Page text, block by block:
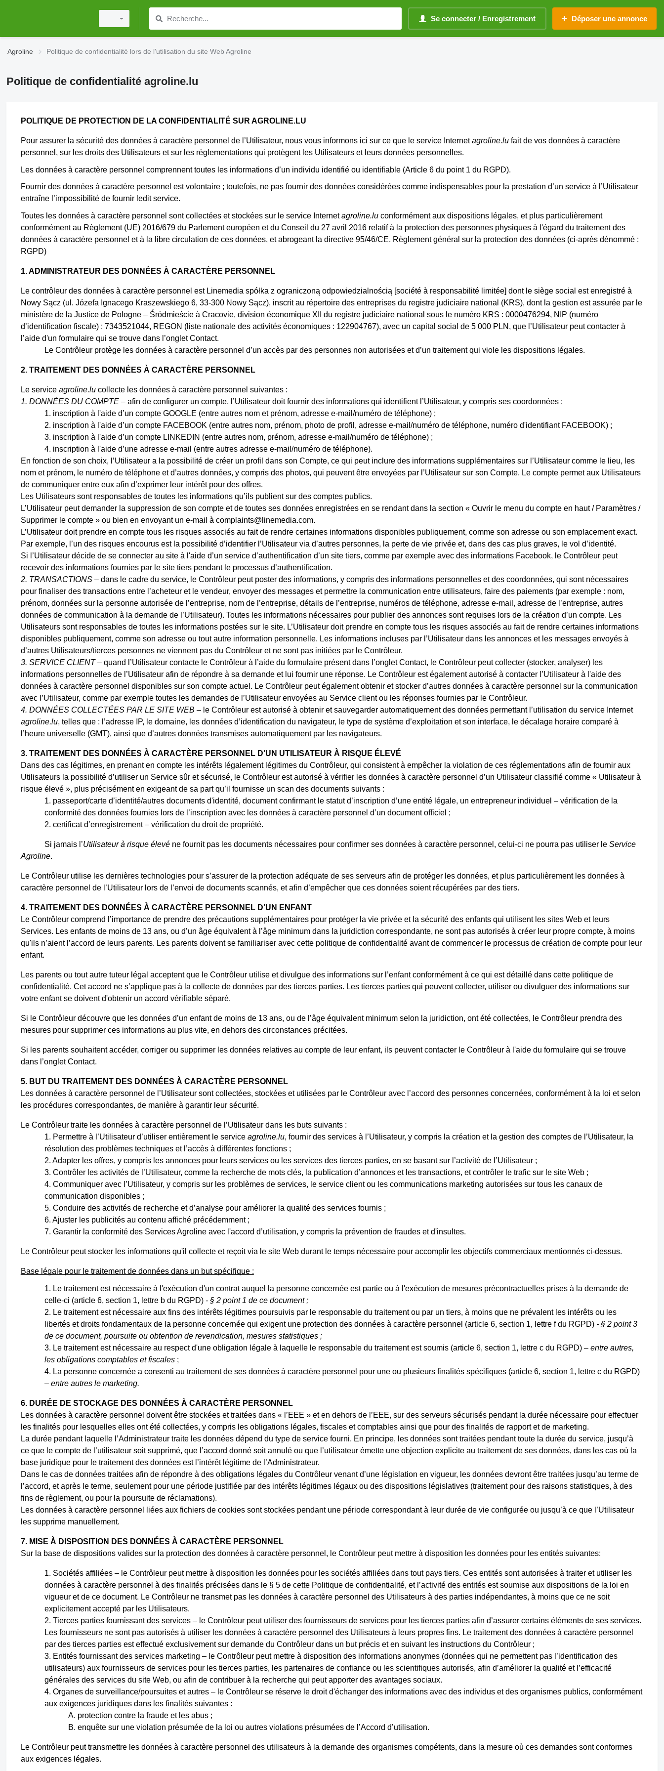
Se connecter / Enregistrement Déposer une annonce
Agroline Politique de confidentialité lors de l'utilisation du site Web Agroline
Politique de confidentialité agroline.lu
POLITIQUE DE PROTECTION DE LA CONFIDENTIALITÉ SUR AGROLINE.LU
Pour assurer la sécurité des données à caractère personnel de l’Utilisateur, nous vous informons ici sur ce que le service Internetagroline.lufait de vos données à caractère
personnel, sur les droits des Utilisateurs et sur les réglementations qui protègent les Utilisateurs et leurs données personnelles.
Les données à caractère personnel comprennent toutes les informations d’un individu identifié ou identifiable (Article 6 du point 1 du RGPD).
Fournir des données à caractère personnel est volontaire ; toutefois, ne pas fournir des données considérées comme indispensables pour la prestation d’un service à l’Utilisateur
entraîne l’impossibilité de fournir ledit service.
Toutes les données à caractère personnel sont collectées et stockées sur le service Internetagroline.luconformément aux dispositions légales, et plus particulièrement
conformément au Règlement (UE) 2016/679 du Parlement européen et du Conseil du 27 avril 2016 relatif à la protection des personnes physiques à l'égard du traitement des
données à caractère personnel et à la libre circulation de ces données, et abrogeant la directive 95/46/CE. Règlement général sur la protection des données (ci-après dénommé :
RGPD)
1. ADMINISTRATEUR DES DONNÉES À CARACTÈRE PERSONNEL
Le contrôleur des données à caractère personnel est Linemedia spółka z ograniczoną odpowiedzialnością [société à responsabilité limitée] dont le siège social est enregistré à
Nowy Sącz (ul. Józefa Ignacego Kraszewskiego 6, 33-300 Nowy Sącz), inscrit au répertoire des entreprises du registre judiciaire national (KRS), dont la gestion est assurée par le
ministère de la Justice de Pologne – Śródmieście à Cracovie, division économique XII du registre judiciaire national sous le numéro KRS : 0000476294, NIP (numéro
d’identification fiscale) : 7343521044, REGON (liste nationale des activités économiques : 122904767), avec un capital social de 5 000 PLN, que l’Utilisateur peut contacter à
l’aide d'un formulaire qui se trouve dans l’onglet Contact.
Le Contrôleur protège les données à caractère personnel d’un accès par des personnes non autorisées et d’un traitement qui viole les dispositions légales.
2. TRAITEMENT DES DONNÉES À CARACTÈRE PERSONNEL
Le service agroline.lucollecte les données à caractère personnel suivantes :
1. DONNÉES DU COMPTE– afin de configurer un compte, l’Utilisateur doit fournir des informations qui identifient l’Utilisateur, y compris ses coordonnées :
inscription à l'aide d’un compte GOOGLE (entre autres nom et prénom, adresse e-mail/numéro de téléphone) ;
inscription à l'aide d’un compte FACEBOOK (entre autres nom, prénom, photo de profil, adresse e-mail/numéro de téléphone, numéro d'identifiant FACEBOOK) ;
inscription à l'aide d’un compte LINKEDIN (entre autres nom, prénom, adresse e-mail/numéro de téléphone) ;
inscription à l'aide d’une adresse e-mail (entre autres adresse e-mail/numéro de téléphone).
En fonction de son choix, l’Utilisateur a la possibilité de créer un profil dans son Compte, ce qui peut inclure des informations supplémentaires sur l’Utilisateur comme le lieu, les
nom et prénom, le numéro de téléphone et d’autres données, y compris des photos, qui peuvent être envoyées par l’Utilisateur sur son Compte. Le compte permet aux Utilisateurs
de communiquer entre eux afin d’exprimer leur intérêt pour des offres.
Les Utilisateurs sont responsables de toutes les informations qu’ils publient sur des comptes publics.
L’Utilisateur peut demander la suppression de son compte et de toutes ses données enregistrées en se rendant dans la section « Ouvrir le menu du compte en haut / Paramètres /
Supprimer le compte » ou bien en envoyant un e-mail à complaints@linemedia.com.
L’Utilisateur doit prendre en compte tous les risques associés au fait de rendre certaines informations disponibles publiquement, comme son adresse ou son emplacement exact.
Par exemple, l’un des risques encourus est la possibilité d’identifier l’Utilisateur via d’autres personnes, la perte de vie privée et, dans des cas plus graves, le vol d’identité.
Si l’Utilisateur décide de se connecter au site à l'aide d’un service d’authentification d’un site tiers, comme par exemple avec des informations Facebook, le Contrôleur peut
recevoir des informations fournies par le site tiers pendant le processus d’authentification.
2. TRANSACTIONS – dans le cadre du service, le Contrôleur peut poster des informations, y compris des informations personnelles et des coordonnées, qui sont nécessaires
pour finaliser des transactions entre l’acheteur et le vendeur, envoyer des messages et permettre la communication entre utilisateurs, faire des paiements (par exemple : nom,
prénom, données sur la personne autorisée de l’entreprise, nom de l’entreprise, détails de l’entreprise, numéros de téléphone, adresse e-mail, adresse de l’entreprise, autres
données de communication à la demande de l’Utilisateur). Toutes les informations nécessaires pour publier des annonces sont requises lors de la création d’un compte. Les
Utilisateurs sont responsables de toutes les informations postées sur le site. L’Utilisateur doit prendre en compte tous les risques associés au fait de rendre certaines informations
disponibles publiquement, comme son adresse ou tout autre information personnelle. Les informations incluses par l’Utilisateur dans les annonces et les messages envoyés à
d’autres Utilisateurs/tierces personnes ne viennent pas du Contrôleur et ne sont pas initiées par le Contrôleur.
3. SERVICE CLIENT– quand l’Utilisateur contacte le Contrôleur à l’aide du formulaire présent dans l’onglet Contact, le Contrôleur peut collecter (stocker, analyser) les
informations personnelles de l’Utilisateur afin de répondre à sa demande et lui fournir une réponse. Le Contrôleur est également autorisé à contacter l’Utilisateur à l'aide des
données à caractère personnel disponibles sur son compte actuel. Le Contrôleur peut également obtenir et stocker d’autres données à caractère personnel sur la communication
avec l’Utilisateur, comme par exemple toutes les demandes de l’Utilisateur envoyées au Service client ou les réponses fournies par le Contrôleur.
4. DONNÉES COLLECTÉES PAR LE SITE WEB – le Contrôleur est autorisé à obtenir et sauvegarder automatiquement des données permettant l’utilisation du service Internet
agroline.lu, tellesque : l’adresse IP, le domaine, les données d’identification du navigateur, le type de système d’exploitation et son interface, le décalage horaire comparé à
l’heure universelle (GMT), ainsi que d’autres données transmises automatiquement par les navigateurs.
3. TRAITEMENT DES DONNÉES À CARACTÈRE PERSONNEL D’UN UTILISATEUR À RISQUE ÉLEVÉ
Dans des cas légitimes, en prenant en compte les intérêts légalement légitimes du Contrôleur, qui consistent à empêcher la violation de ces réglementations afin de fournir aux
Utilisateurs la possibilité d’utiliser un Service sûr et sécurisé, le Contrôleur est autorisé à vérifier les données à caractère personnel d’un Utilisateur classifié comme « Utilisateur à
risque élevé », plus précisément en exigeant de sa part qu’il fournisse un scan des documents suivants :
1. passeport/carte d’identité/autres documents d'identité, document confirmant le statut d’inscription d’une entité légale, un entrepreneur individuel – vérification de la
conformité des données fournies lors de l’inscription avec les données à caractère personnel d’un document officiel ;
2. certificat d’enregistrement – vérification du droit de propriété.
Si jamais l’Utilisateur à risque élevéne fournit pas les documents nécessaires pour confirmer ses données à caractère personnel, celui-ci ne pourra pas utiliser le Service
Agroline.
Le Contrôleur utilise les dernières technologies pour s’assurer de la protection adéquate de ses serveurs afin de protéger les données, et plus particulièrement les données à
caractère personnel de l’Utilisateur lors de l’envoi de documents scannés, et afin d’empêcher que ces données soient récupérées par des tiers.
4. TRAITEMENT DES DONNÉES À CARACTÈRE PERSONNEL D’UN ENFANT
Le Contrôleur comprend l’importance de prendre des précautions supplémentaires pour protéger la vie privée et la sécurité des enfants qui utilisent les sites Web et leurs
Services. Les enfants de moins de 13 ans, ou d’un âge équivalent à l’âge minimum dans la juridiction correspondante, ne sont pas autorisés à créer leur propre compte, à moins
qu'ils n’aient l’accord de leurs parents. Les parents doivent se familiariser avec cette politique de confidentialité avant de commencer le processus de création de compte pour leur
enfant.
Les parents ou tout autre tuteur légal acceptent que le Contrôleur utilise et divulgue des informations sur l’enfant conformément à ce qui est détaillé dans cette politique de
confidentialité. Cet accord ne s’applique pas à la collecte de données par des tierces parties. Les tierces parties qui peuvent collecter, utiliser ou divulguer des informations sur
votre enfant se doivent d'obtenir un accord vérifiable séparé.
Si le Contrôleur découvre que les données d’un enfant de moins de 13 ans, ou de l’âge équivalent minimum selon la juridiction, ont été collectées, le Contrôleur prendra des
mesures pour supprimer ces informations au plus vite, en dehors des circonstances précitées.
Si les parents souhaitent accéder, corriger ou supprimer les données relatives au compte de leur enfant, ils peuvent contacter le Contrôleur à l'aide du formulaire qui se trouve
dans l’onglet Contact.
5. BUT DU TRAITEMENT DES DONNÉES À CARACTÈRE PERSONNEL
Les données à caractère personnel de l’Utilisateur sont collectées, stockées et utilisées par le Contrôleur avec l’accord des personnes concernées, conformément à la loi et selon
les procédures correspondantes, de manière à garantir leur sécurité.
Le Contrôleur traite les données à caractère personnel de l’Utilisateur dans les buts suivants :
Permettre à l’Utilisateur d’utiliser entièrement le service agroline.lu, fournir des services à l’Utilisateur, y compris la création et la gestion des comptes de l’Utilisateur, la
résolution des problèmes techniques et l’accès à différentes fonctions ;
Adapter les offres, y compris les annonces pour leurs services ou les services des tierces parties, en se basant sur l’activité de l’Utilisateur ;
Contrôler les activités de l’Utilisateur, comme la recherche de mots clés, la publication d’annonces et les transactions, et contrôler le trafic sur le site Web ;
Communiquer avec l’Utilisateur, y compris sur les problèmes de services, le service client ou les communications marketing autorisées sur tous les canaux de
communication disponibles ;
Conduire des activités de recherche et d’analyse pour améliorer la qualité des services fournis ;
Ajuster les publicités au contenu affiché précédemment ;
Garantir la conformité des Services Agroline avec l'accord d’utilisation, y compris la prévention de fraudes et d'insultes.
Le Contrôleur peut stocker les informations qu'il collecte et reçoit via le site Web durant le temps nécessaire pour accomplir les objectifs commerciaux mentionnés ci-dessus.
Base légale pour le traitement de données dans un but spécifique :
Le traitement est nécessaire à l'exécution d'un contrat auquel la personne concernée est partie ou à l'exécution de mesures précontractuelles prises à la demande de
celle-ci (article 6, section 1, lettre b du RGPD) - § 2 point 1 de ce document ;
Le traitement est nécessaire aux fins des intérêts légitimes poursuivis par le responsable du traitement ou par un tiers, à moins que ne prévalent les intérêts ou les
libertés et droits fondamentaux de la personne concernée qui exigent une protection des données à caractère personnel (article 6, section 1, lettre f du RGPD) - § 2 point 3
de ce document, poursuite ou obtention de revendication, mesures statistiques ;
Le traitement est nécessaire au respect d'une obligation légale à laquelle le responsable du traitement est soumis (article 6, section 1, lettre c du RGPD) – entre autres,
les obligations comptables et fiscales;
La personne concernée a consenti au traitement de ses données à caractère personnel pour une ou plusieurs finalités spécifiques (article 6, section 1, lettre c du RGPD)
– entre autres le marketing.
6. DURÉE DE STOCKAGE DES DONNÉES À CARACTÈRE PERSONNEL
Les données à caractère personnel doivent être stockées et traitées dans « l’EEE » et en dehors de l’EEE, sur des serveurs sécurisés pendant la durée nécessaire pour effectuer
les finalités pour lesquelles elles ont été collectées, y compris les obligations légales, fiscales et comptables ainsi que pour des finalités de rapport et de marketing.
La durée pendant laquelle l’Administrateur traite les données dépend du type de service fourni. En principe, les données sont traitées pendant toute la durée du service, jusqu’à
ce que le compte de l’utilisateur soit supprimé, que l’accord donné soit annulé ou que l’utilisateur émette une objection explicite au traitement de ses données, dans les cas où la
base juridique pour le traitement des données est l’intérêt légitime de l’Administrateur.
Dans le cas de données traitées afin de répondre à des obligations légales du Contrôleur venant d’une législation en vigueur, les données devront être traitées jusqu’au terme de
l’accord, et après le terme, seulement pour une période justifiée par des intérêts légitimes légaux ou des dispositions législatives (traitement pour des raisons statistiques, à des
fins de règlement, ou pour la poursuite de réclamations).
Les données à caractère personnel liées aux fichiers de cookies sont stockées pendant une période correspondant à leur durée de vie configurée ou jusqu’à ce que l’Utilisateur
les supprime manuellement.
7. MISE À DISPOSITION DES DONNÉES À CARACTÈRE PERSONNEL
Sur la base de dispositions valides sur la protection des données à caractère personnel, le Contrôleur peut mettre à disposition les données pour les entités suivantes:
Sociétés affiliées – le Contrôleur peut mettre à disposition les données pour les sociétés affiliées dans tout pays tiers. Ces entités sont autorisées à traiter et utiliser les
données à caractère personnel à des finalités précisées dans le § 5 de cette Politique de confidentialité, et l’activité des entités est soumise aux dispositions de la loi en
vigueur et de ce document. Le Contrôleur ne transmet pas les données à caractère personnel des Utilisateurs à des parties indépendantes, à moins que ce ne soit
explicitement accepté par les Utilisateurs.
Tierces parties fournissant des services – le Contrôleur peut utiliser des fournisseurs de services pour les tierces parties afin d’assurer certains éléments de ses services.
Les fournisseurs ne sont pas autorisés à utiliser les données à caractère personnel des Utilisateurs à leurs propres fins. Le traitement des données à caractère personnel
par des tierces parties est effectué exclusivement sur demande du Contrôleur dans un but précis et en suivant les instructions du Contrôleur ;
Entités fournissant des services marketing – le Contrôleur peut mettre à disposition des informations anonymes (données qui ne permettent pas l’identification des
utilisateurs) aux fournisseurs de services pour les tierces parties, les partenaires de confiance ou les scientifiques autorisés, afin d’améliorer la qualité et l’efficacité
générales des services du site Web, ou afin de contribuer à la recherche qui peut apporter des avantages sociaux.
Organes de surveillance/poursuites et autres – le Contrôleur se réserve le droit d'échanger des informations avec des individus et des organismes publics, conformément
aux exigences juridiques dans les finalités suivantes :
protection contre la fraude et les abus ;
enquête sur une violation présumée de la loi ou autres violations présumées de l’Accord d’utilisation.
Le Contrôleur peut transmettre les données à caractère personnel des utilisateurs à la demande des organismes compétents, dans la mesure où ces demandes sont conformes
aux exigences légales.